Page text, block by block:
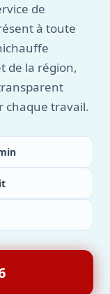
de
à toute
de la région,
chaque travail.